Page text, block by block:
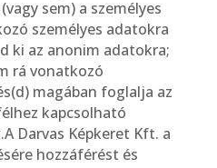
sem) a személyes
személyes adatokra
ki az anonim adatokra;
rá vonatkozó
magában foglalja az
kapcsolható
Darvas Képkeret Kft. a
hozzáférést és